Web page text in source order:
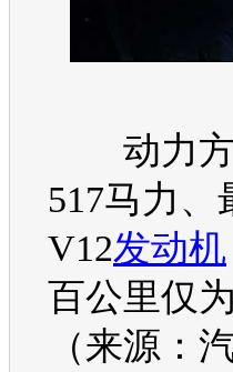
动力方
517马力、
V12发动机
百公里仅
（来源：